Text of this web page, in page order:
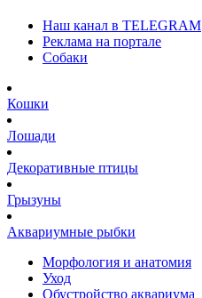
Наш канал в TELEGRAM
Реклама на портале
Собаки
Кошки
Лошади
Декоративные птицы
Грызуны
Аквариумные рыбки
Морфология и анатомия
Уход
Обустройство аквариума